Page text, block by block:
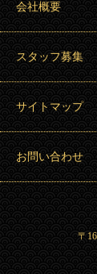
会社概要
スタッフ募集
サイトマップ
お問い合わせ
〒